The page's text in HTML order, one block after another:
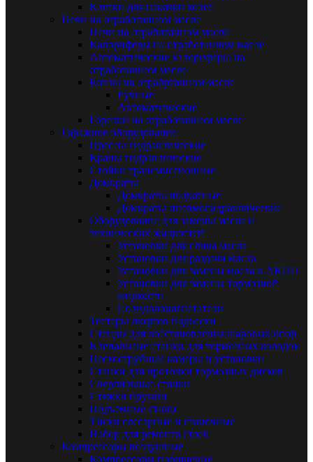
Клетки для накачки колес
Печи на отработанном масле
Печи на отработанном масле
Калориферы на отработанном масле
Автоматические калориферы на
отработанном масле
Котлы на отрабртанном масле
Ручные
Автоматические
Горелки на отработанном масле
Гаражное оборудование
Прессы гидравлические
Краны гидравлические
Стойки трансмиссионные
Домкраты
Домкраты подкатные
Домкраты пневмогидравлические
Оборудование для замены масла и
технических жидкостей
Установки для слива масла
Установки для раздачи масла
Установки для замены масла в АКПП
Установки для замены тормозной
жидкости
Солидолонагнетатели
Тестеры люфтов подвески
Стенды для восстановления шаровых опор
Клепальные станки для тормозных колодок
Пескоструйные камеры и установки
Станки для проточки тормозных дисков
Сверлильные станки
Стяжки пружин
Подъемные столы
Тиски слесарные и станочные
Набор для ремонта стоек
Компрессоры воздушные
Компрессоры поршневые